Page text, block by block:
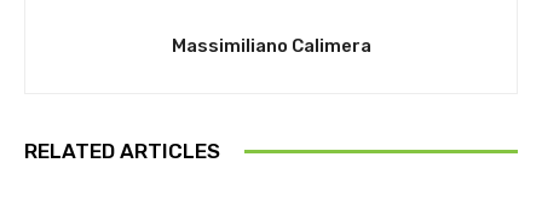
Massimiliano Calimera
RELATED ARTICLES